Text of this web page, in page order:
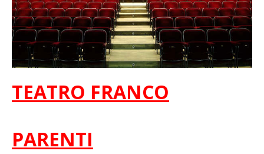
TEATRO FRANCO
PARENTI